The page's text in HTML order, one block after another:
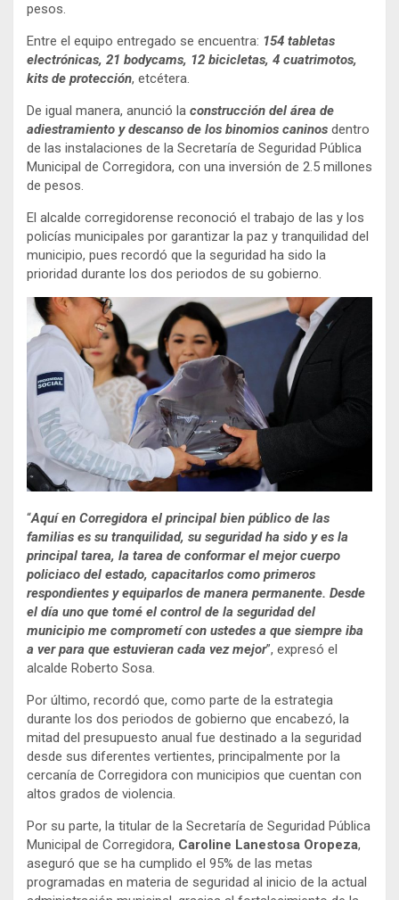
pesos.
Entre el equipo entregado se encuentra: 154 tabletas
electrónicas, 21 bodycams, 12 bicicletas, 4 cuatrimotos,
kits de protección, etcétera.
De igual manera, anunció la construcción del área de
adiestramiento y descanso de los binomios caninos dentro
de las instalaciones de la Secretaría de Seguridad Pública
Municipal de Corregidora, con una inversión de 2.5 millones
de pesos.
El alcalde corregidorense reconoció el trabajo de las y los
policías municipales por garantizar la paz y tranquilidad del
municipio, pues recordó que la seguridad ha sido la
prioridad durante los dos periodos de su gobierno.
“Aquí en Corregidora el principal bien público de las
familias es su tranquilidad, su seguridad ha sido y es la
principal tarea, la tarea de conformar el mejor cuerpo
policiaco del estado, capacitarlos como primeros
respondientes y equiparlos de manera permanente. Desde
el día uno que tomé el control de la seguridad del
municipio me comprometí con ustedes a que siempre iba
a ver para que estuvieran cada vez mejor”, expresó el
alcalde Roberto Sosa.
Por último, recordó que, como parte de la estrategia
durante los dos periodos de gobierno que encabezó, la
mitad del presupuesto anual fue destinado a la seguridad
desde sus diferentes vertientes, principalmente por la
cercanía de Corregidora con municipios que cuentan con
altos grados de violencia.
Por su parte, la titular de la Secretaría de Seguridad Pública
Municipal de Corregidora, Caroline Lanestosa Oropeza,
aseguró que se ha cumplido el 95% de las metas
programadas en materia de seguridad al inicio de la actual